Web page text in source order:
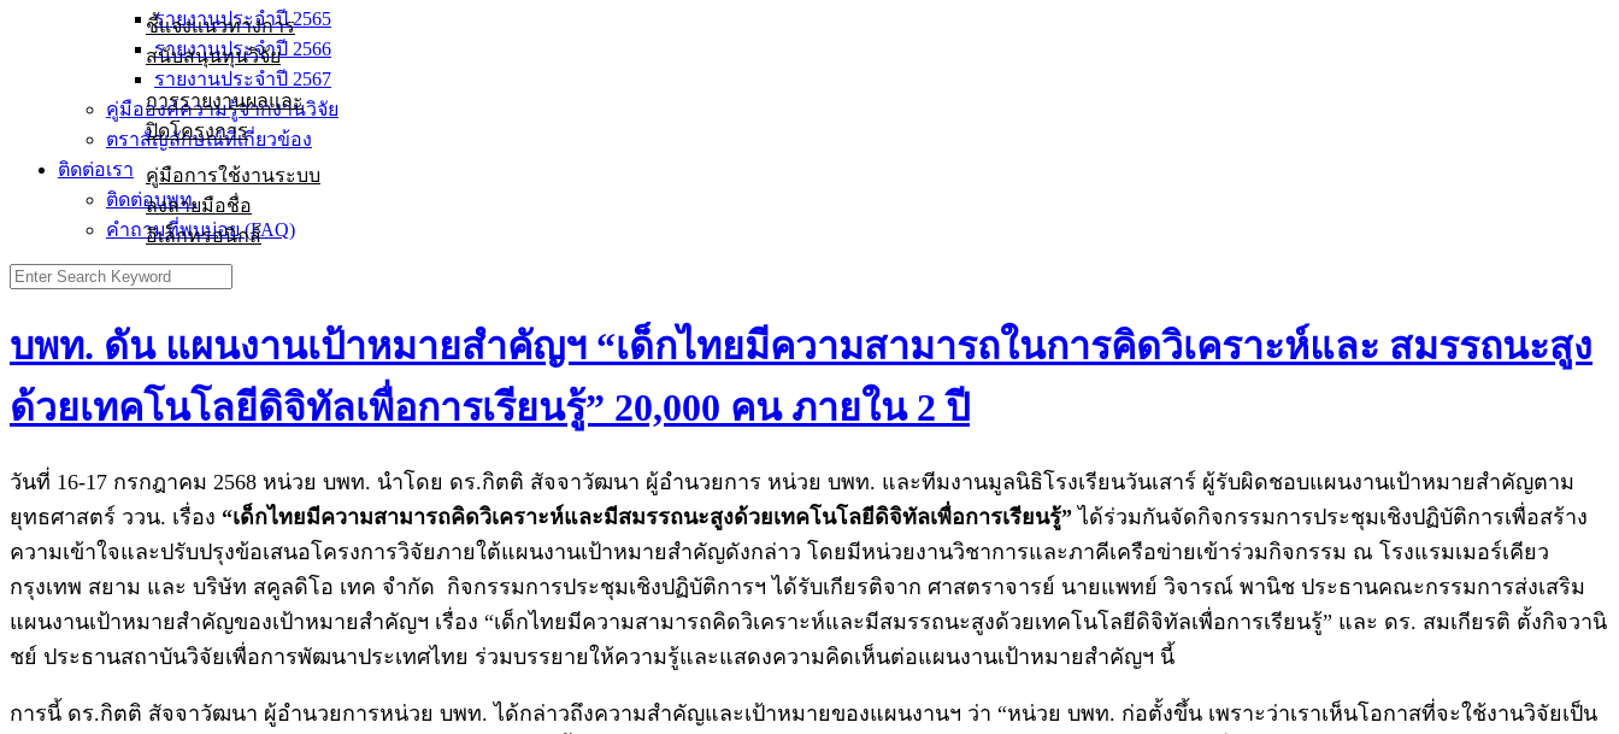
ชี้แจงแนวทางการ
สนับสนุนทุนวิจัย
การรายงานผลและ
ปิดโครงการ
คู่มือการใช้งานระบบ
ลงลายมือชื่อ
อิเล็กทรอนิกส์
รายงานประจำปี 2565
รายงานประจำปี 2566
รายงานประจำปี 2567
คู่มือองค์ความรู้จากงานวิจัย
ตราสัญลักษณ์ที่เกี่ยวข้อง
ติดต่อเรา
ติดต่อบพท.
คำถามที่พบบ่อย (FAQ)
บพท. ดัน แผนงานเป้าหมายสำคัญฯ “เด็กไทยมีความสามารถในการคิดวิเคราะห์และ สมรรถนะสูง
ด้วยเทคโนโลยีดิจิทัลเพื่อการเรียนรู้” 20,000 คน ภายใน 2 ปี
วันที่ 16-17 กรกฎาคม 2568 หน่วย บพท. นำโดย ดร.กิตติ สัจจาวัฒนา ผู้อำนวยการ หน่วย บพท. และทีมงานมูลนิธิโรงเรียนวันเสาร์ ผู้รับผิดชอบแผนงานเป้าหมายสำคัญตาม
ยุทธศาสตร์ ววน. เรื่อง “เด็กไทยมีความสามารถคิดวิเคราะห์และมีสมรรถนะสูงด้วยเทคโนโลยีดิจิทัลเพื่อการเรียนรู้” ได้ร่วมกันจัดกิจกรรมการประชุมเชิงปฏิบัติการเพื่อสร้าง
ความเข้าใจและปรับปรุงข้อเสนอโครงการวิจัยภายใต้แผนงานเป้าหมายสำคัญดังกล่าว โดยมีหน่วยงานวิชาการและภาคีเครือข่ายเข้าร่วมกิจกรรม ณ โรงแรมเมอร์เคียว
กรุงเทพ สยาม และ บริษัท สคูลดิโอ เทค จำกัด กิจกรรมการประชุมเชิงปฏิบัติการฯ ได้รับเกียรติจาก ศาสตราจารย์ นายแพทย์ วิจารณ์ พานิช ประธานคณะกรรมการส่งเสริม
แผนงานเป้าหมายสำคัญของเป้าหมายสำคัญฯ เรื่อง “เด็กไทยมีความสามารถคิดวิเคราะห์และมีสมรรถนะสูงด้วยเทคโนโลยีดิจิทัลเพื่อการเรียนรู้” และ ดร. สมเกียรติ ตั้งกิจวานิ
ชย์ ประธานสถาบันวิจัยเพื่อการพัฒนาประเทศไทย ร่วมบรรยายให้ความรู้และแสดงความคิดเห็นต่อแผนงานเป้าหมายสำคัญฯ นี้
การนี้ ดร.กิตติ สัจจาวัฒนา ผู้อำนวยการหน่วย บพท. ได้กล่าวถึงความสำคัญและเป้าหมายของแผนงานฯ ว่า “หน่วย บพท. ก่อตั้งขึ้น เพราะว่าเราเห็นโอกาสที่จะใช้งานวิจัยเป็น